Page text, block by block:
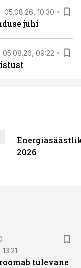
05.08.26, 10:30
juhi
05.08.26, 09:22
2026
tulevane